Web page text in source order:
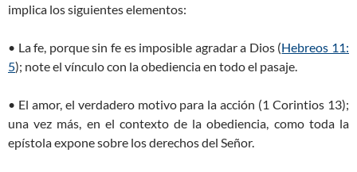
implica los siguientes elementos:
• La fe, porque sin fe es imposible agradar a Dios (Hebreos 11:
5); note el vínculo con la obediencia en todo el pasaje.
• El amor, el verdadero motivo para la acción (1 Corintios 13);
una vez más, en el contexto de la obediencia, como toda la
epístola expone sobre los derechos del Señor.